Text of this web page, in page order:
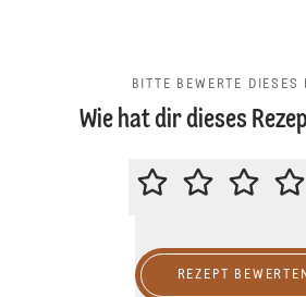
BITTE BEWERTE DIESES
Wie hat dir dieses
BITTE
REZEPT BEWERTEN